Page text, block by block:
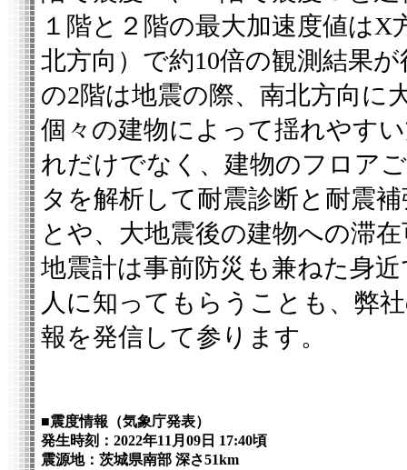
１階と２階の最大加速度値は
北方向）で約10倍の観測結果
の2階は地震の際、南北方向に
個々の建物によって揺れやす
れだけでなく、建物のフロア
タを解析して耐震診断と耐震
とや、大地震後の建物への滞
地震計は事前防災も兼ねた身
人に知ってもらうことも、弊
報を発信して参ります。
■震度情報（気象庁発表）
発生時刻：2022年11月09日 17:40頃
震源地：茨城県南部 深さ51km